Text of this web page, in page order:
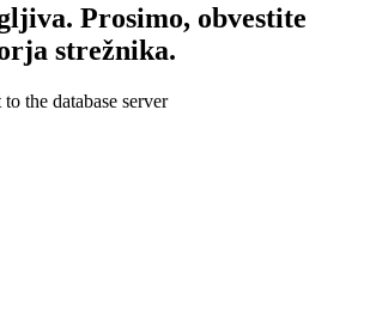
Prosimo, obvestite
strežnika.
the database server